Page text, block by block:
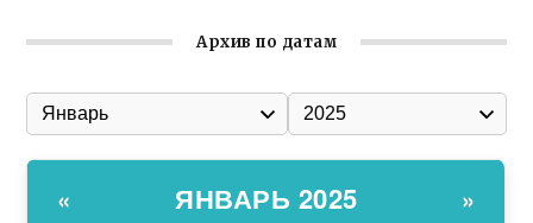
Архив по датам
« ЯНВАРЬ 2025 »